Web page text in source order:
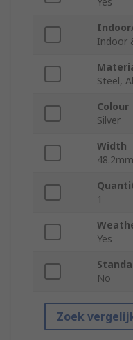
Indoor
Steel,
Colour
Silver
Width
48.2mm
1
Yes
No
Zoek